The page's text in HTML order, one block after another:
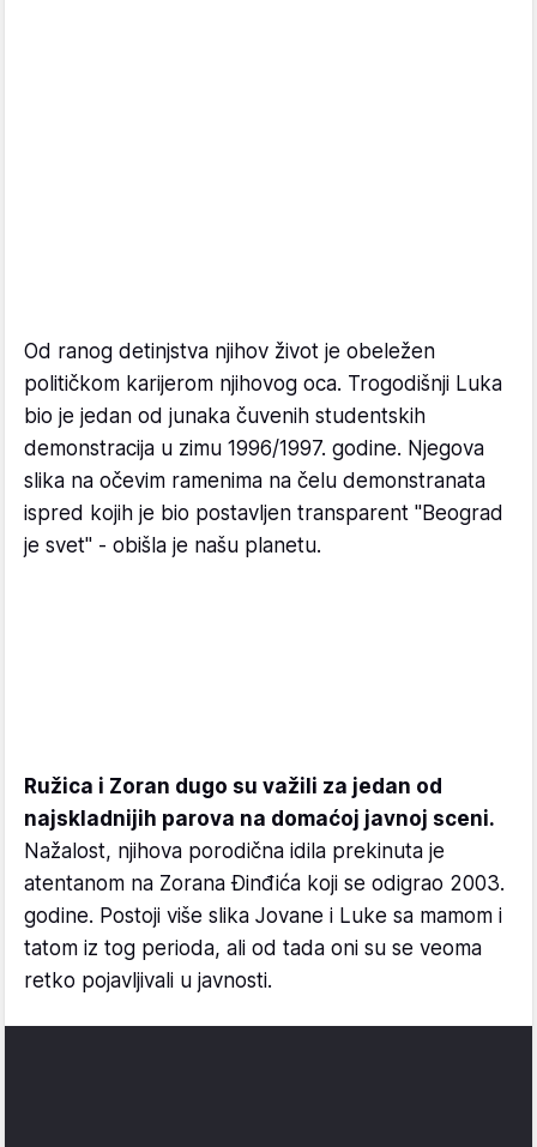
Od ranog detinjstva njihov život je obeležen
političkom karijerom njihovog oca. Trogodišnji Luka
bio je jedan od junaka čuvenih studentskih
demonstracija u zimu 1996/1997. godine. Njegova
slika na očevim ramenima na čelu demonstranata
ispred kojih je bio postavljen transparent "Beograd
je svet" - obišla je našu planetu.
Ružica i Zoran dugo su važili za jedan od
najskladnijih parova na domaćoj javnoj sceni.
Nažalost, njihova porodična idila prekinuta je
atentanom na Zorana Đinđića koji se odigrao 2003.
godine. Postoji više slika Jovane i Luke sa mamom i
tatom iz tog perioda, ali od tada oni su se veoma
retko pojavljivali u javnosti.